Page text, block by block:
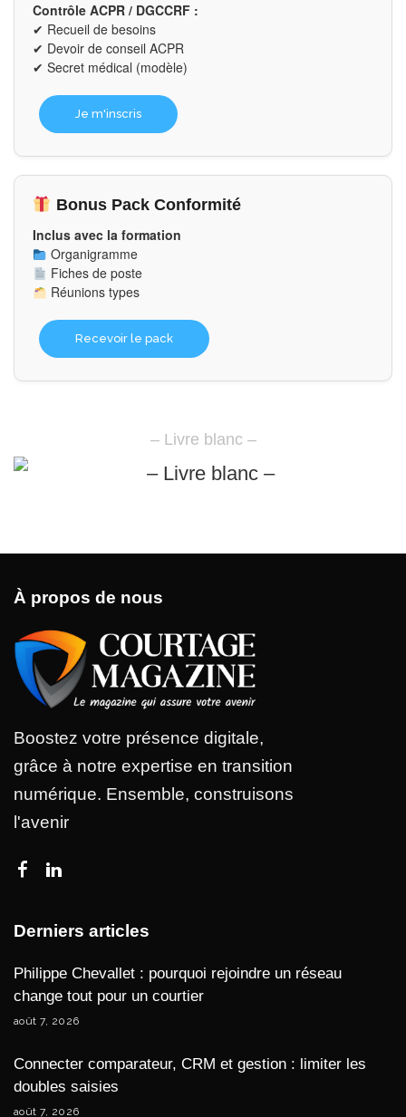
Contrôle ACPR / DGCCRF :
✔ Recueil de besoins
✔ Devoir de conseil ACPR
✔ Secret médical (modèle)
Je m'inscris
Bonus Pack Conformité
Inclus avec la formation
Organigramme
Fiches de poste
Réunions types
Recevoir le pack
– Livre blanc –
À propos de nous
Boostez votre présence digitale,
grâce à notre expertise en transition
numérique. Ensemble, construisons
l'avenir
Derniers articles
Philippe Chevallet : pourquoi rejoindre un réseau
change tout pour un courtier
août 7, 2026
Connecter comparateur, CRM et gestion : limiter les
doubles saisies
août 7, 2026